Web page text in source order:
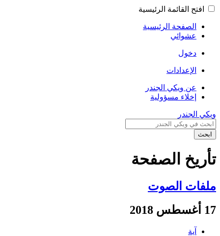
افتح القائمة الرئيسية
الصفحة الرئيسية
عشوائي
دخول
الإعدادات
عن ويكي الجندر
إخلاء مسؤولية
ويكي الجندر
ابحث
تأريخ الصفحة
ملفات الصوت
17 أغسطس 2018
آية